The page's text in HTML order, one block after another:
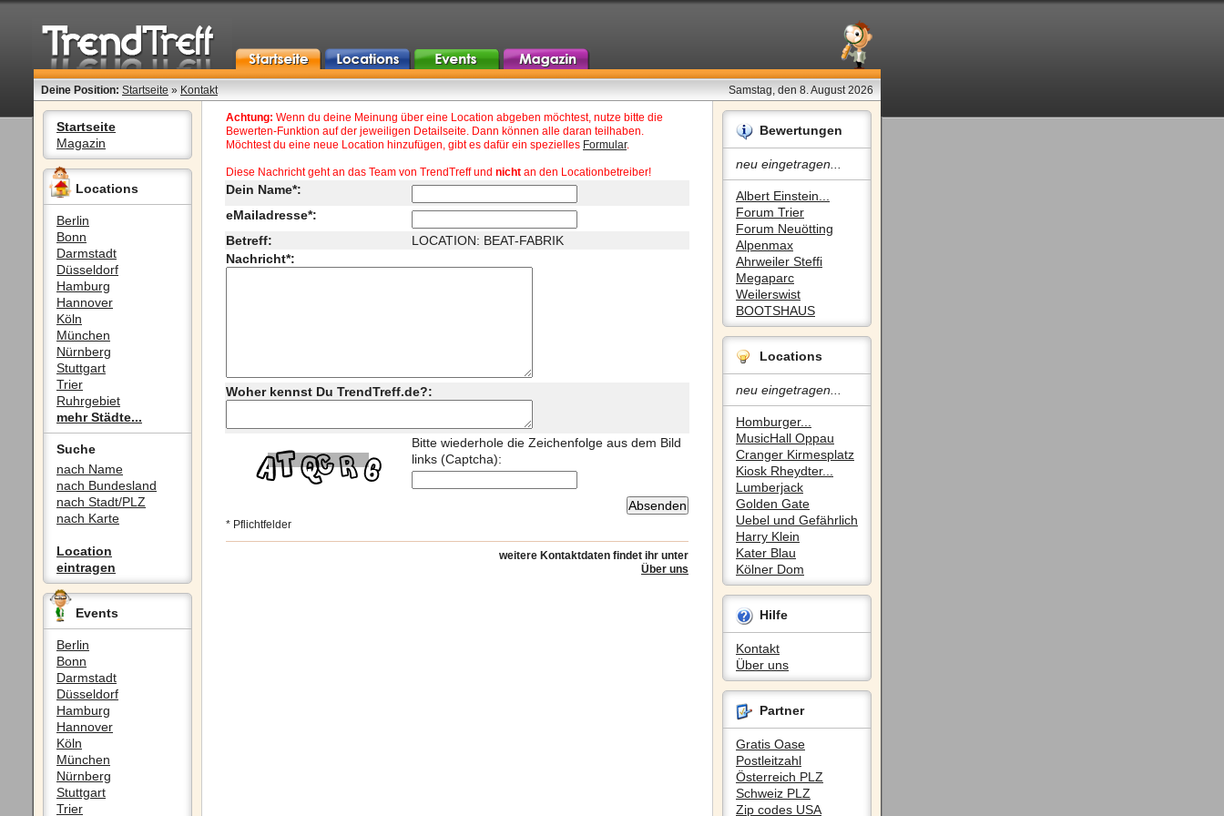
Deine Position: Startseite » Kontakt Samstag, den 8. August 2026
Startseite
Magazin
Locations
Berlin
Bonn
Darmstadt
Düsseldorf
Hamburg
Hannover
Köln
München
Nürnberg
Stuttgart
Trier
Ruhrgebiet
mehr Städte...
Suche
nach Name
nach Bundesland
nach Stadt/PLZ
nach Karte
Location
eintragen
Events
Berlin
Bonn
Darmstadt
Düsseldorf
Hamburg
Hannover
Köln
München
Nürnberg
Stuttgart
Trier
Bewertungen
neu eingetragen...
Albert Einstein...
Forum Trier
Forum Neuötting
Alpenmax
Ahrweiler Steffi
Megaparc
Weilerswist
BOOTSHAUS
Locations
neu eingetragen...
Homburger...
MusicHall Oppau
Cranger Kirmesplatz
Kiosk Rheydter...
Lumberjack
Golden Gate
Uebel und Gefährlich
Harry Klein
Kater Blau
Kölner Dom
Hilfe
Kontakt
Über uns
Partner
Gratis Oase
Postleitzahl
Österreich PLZ
Schweiz PLZ
Zip codes USA
Achtung: Wenn du deine Meinung über eine Location abgeben möchtest, nutze bitte die
Bewerten-Funktion auf der jeweiligen Detailseite. Dann können alle daran teilhaben.
Möchtest du eine neue Location hinzufügen, gibt es dafür ein spezielles Formular.
Diese Nachricht geht an das Team von TrendTreff und nicht an den Locationbetreiber!
Dein Name*:
eMailadresse*:
Betreff:
LOCATION: BEAT-FABRIK
Nachricht*:
Woher kennst Du TrendTreff.de?:
Bitte wiederhole die Zeichenfolge aus dem Bild
links (Captcha):
* Pflichtfelder
weitere Kontaktdaten findet ihr unter
Über uns